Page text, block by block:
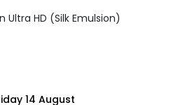
Ultra HD (Silk Emulsion)
14 August